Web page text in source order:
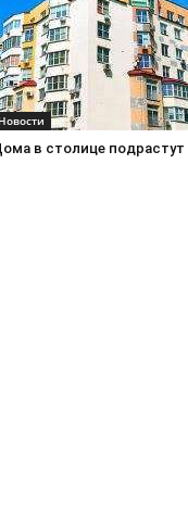
Новости
в столице подрастут